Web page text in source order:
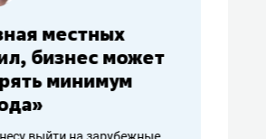
местных
бизнес может
минимум